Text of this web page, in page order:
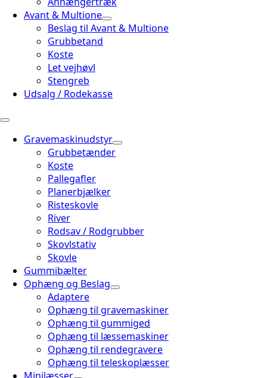
Avant & Multione
Beslag til Avant & Multione
Grubbetand
Koste
Let vejhøvl
Stengreb
Udsalg / Rodekasse
Gravemaskinudstyr
Grubbetænder
Koste
Pallegafler
Planerbjælker
Risteskovle
River
Rodsav / Rodgrubber
Skovlstativ
Skovle
Gummibælter
Ophæng og Beslag
Adaptere
Ophæng til gravemaskiner
Ophæng til gummiged
Ophæng til læssemaskiner
Ophæng til rendegravere
Ophæng til teleskoplæsser